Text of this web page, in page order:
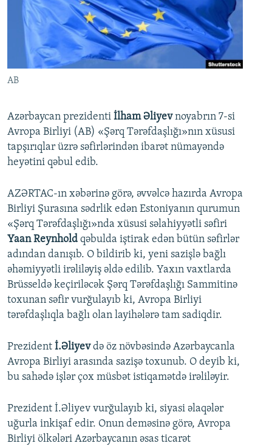
FOTOQALEREYA
İNFOQRAFIKA
KARIKATURA
OXU ZALI
AZƏRBAYCAN ƏDƏBIYYATI KITABXANASI
İSLAM VƏ DEMOKRATIYA
HAQQIMIZDA
MISSIYAMIZ
PEŞƏ ETIKASI VƏ JURNALISTIKA STANDARTLARIMIZ
BIZIMLƏ ƏLAQƏ
XƏBƏR BÜLLETENLƏRIMIZ
AB
Azərbaycan prezidenti İlham Əliyevnoyabrın 7-si
Avropa Birliyi (AB) «Şərq Tərəfdaşlığı»nın xüsusi
tapşırıqlar üzrə səfirlərindən ibarət nümayəndə
heyətini qəbul edib.
AZƏRTAC-ın xəbərinə görə, əvvəlcə hazırda Avropa
Birliyi Şurasına sədrlik edən Estoniyanın qurumun
«Şərq Tərəfdaşlığı»nda xüsusi səlahiyyətli səfiri
Yaan Reynhold qəbulda iştirak edən bütün səfirlər
adından danışıb. O bildirib ki, yeni sazişlə bağlı
əhəmiyyətli irəliləyiş əldə edilib. Yaxın vaxtlarda
Brüsseldə keçiriləcək Şərq Tərəfdaşlığı Sammitinə
toxunan səfir vurğulayıb ki, Avropa Birliyi
tərəfdaşlıqla bağlı olan layihələrə tam sadiqdir.
Prezident İ.Əliyevdə öz növbəsində Azərbaycanla
Avropa Birliyi arasında sazişə toxunub. O deyib ki,
bu sahədə işlər çox müsbət istiqamətdə irəliləyir.
Prezident İ.Əliyev vurğulayıb ki, siyasi əlaqələr
uğurla inkişaf edir. Onun deməsinə görə, Avropa
Birliyi ölkələri Azərbaycanın əsas ticarət